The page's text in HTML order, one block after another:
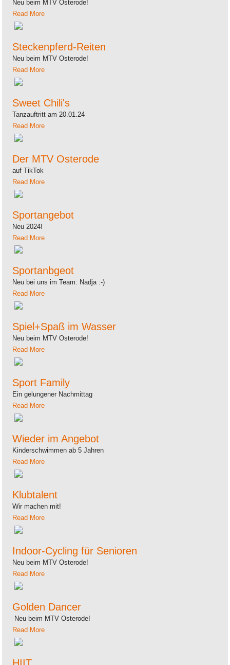
Neu beim MTV Osterode!
Read More
Steckenpferd-Reiten
Neu beim MTV Osterode!
Read More
Sweet Chili's
Tanzauftritt am 20.01.24
Read More
Der MTV Osterode
auf TikTok
Read More
Sportangebot
Neu 2024!
Read More
Sportanbgeot
Neu bei uns im Team: Nadja :-)
Read More
Spiel+Spaß im Wasser
Neu beim MTV Osterode!
Read More
Sport Family
Ein gelungener Nachmittag
Read More
Wieder im Angebot
Kinderschwimmen ab 5 Jahren
Read More
Klubtalent
Wir machen mit!
Read More
Indoor-Cycling für Senioren
Neu beim MTV Osterode!
Read More
Golden Dancer
Neu beim MTV Osterode!
Read More